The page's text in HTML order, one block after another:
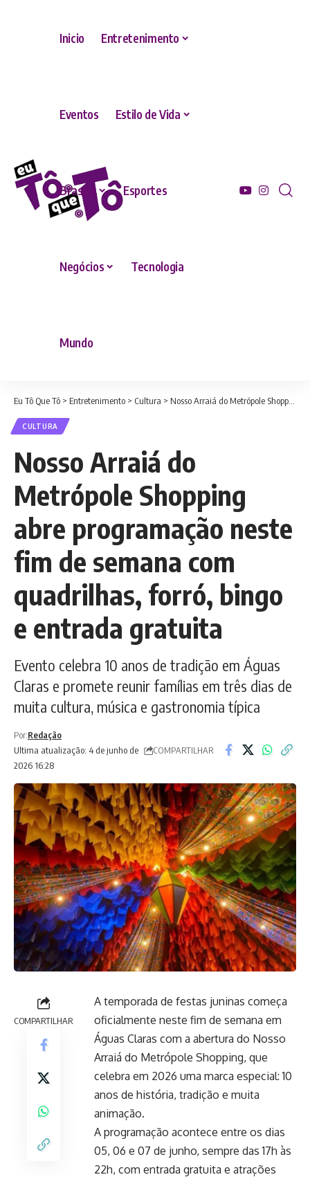
Inicio Entretenimento
Eventos Estilo de Vida
Brasília Esportes
Negócios Tecnologia
Mundo
Eu Tô Que Tô > Entretenimento > Cultura > Nosso Arraiá do Metrópole Shopping abre programação neste fim de semana com quadrilhas, forró, bingo e entrada gratuita
CULTURA
Nosso Arraiá do
Metrópole Shopping
abre programação neste
fim de semana com
quadrilhas, forró, bingo
e entrada gratuita
Evento celebra 10 anos de tradição em Águas
Claras e promete reunir famílias em três dias de
muita cultura, música e gastronomia típica
Ultima atualização: 4 de junho de
2026 16:28
Por:Redação
COMPARTILHAR
COMPARTILHAR
A temporada de festas juninas começa
oficialmente neste fim de semana em
Águas Claras com a abertura do Nosso
Arraiá do Metrópole Shopping, que
celebra em 2026 uma marca especial: 10
anos de história, tradição e muita
animação.
A programação acontece entre os dias
05, 06 e 07 de junho, sempre das 17h às
22h, com entrada gratuita e atrações